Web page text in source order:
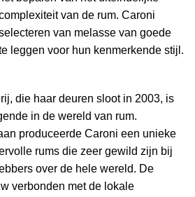
van de rum. Caroni
van melasse van goede
leggen voor hun kenmerkende stijl.
die haar deuren sloot in 2003, is
in de wereld van rum.
produceerde Caroni een unieke
rums die zeer gewild zijn bij
over de hele wereld. De
verbonden met de lokale